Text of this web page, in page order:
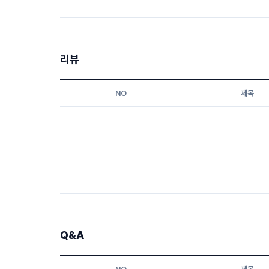
리뷰
NO 제목
Q&A